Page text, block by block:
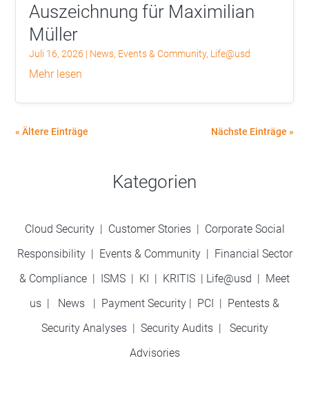
Auszeichnung für Maximilian
Müller
Juli 16, 2026 | News, Events & Community, Life@usd
mehr lesen
« Ältere Einträge Nächste Einträge »
Kategorien
Cloud Security | Customer Stories| Corporate Social
Responsibility| Events & Community | Financial Sector
& Compliance | ISMS | KI | KRITIS | Life@usd | Meet
us | News | Payment Security | PCI | Pentests &
Security Analyses | Security Audits| Security
Advisories